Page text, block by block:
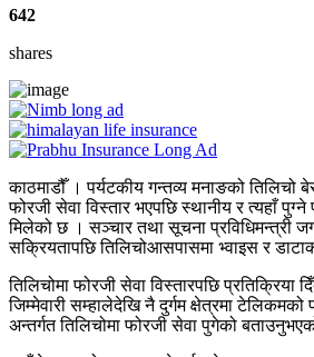
642
shares
काठमाडौँ । पर्यटकीय गन्तव्य मनाङको तिलिचो
फोरजी सेवा विस्तार भएपछि स्थानीय र त्यहाँ
मिलेको छ । सञ्चार तथा सूचना प्रविधिमन्त्री
सक्रियतापछि तिलिचोआसपासमा भ्वाइस र
तिलिचोमा फोरजी सेवा विस्तारपछि
जिम्मेवारी सम्हालेदेखि नै दुर्गम क्षेत्रमा
अन्तर्गत तिलिचोमा फोरजी सेवा पुगेको